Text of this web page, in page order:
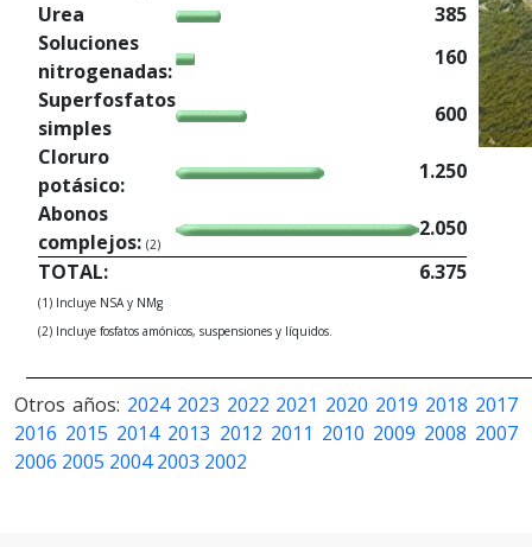
Urea
385
Soluciones
nitrogenadas:
160
Superfosfatos
simples
600
Cloruro
potásico:
1.250
Abonos
complejos: (2)
2.050
TOTAL:
6.375
(1) Incluye NSA y NMg
(2) Incluye fosfatos amónicos, suspensiones y líquidos.
Otros años: 2024 2023 2022 2021 2020 2019 2018 2017
2016 2015 2014 2013 2012 2011 2010 2009 2008 2007
2006 2005 2004 2003 2002